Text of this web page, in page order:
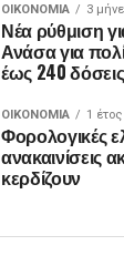
ΟΙΚΟΝΟΜΊΑ 3
Νέα ρύθμιση
Ανάσα για
έως 240 δόσεις
ΟΙΚΟΝΟΜΊΑ 1
Φορολογικές
ανακαινίσεις
κερδίζουν